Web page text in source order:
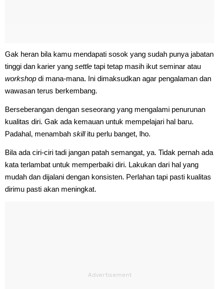
Gak heran bila kamu mendapati sosok yang sudah punya jabatan
tinggi dan karier yang settle tapi tetap masih ikut seminar atau
workshop di mana-mana. Ini dimaksudkan agar pengalaman dan
wawasan terus berkembang.
Berseberangan dengan seseorang yang mengalami penurunan
kualitas diri. Gak ada kemauan untuk mempelajari hal baru.
Padahal, menambah skill itu perlu banget, lho.
Bila ada ciri-ciri tadi jangan patah semangat, ya. Tidak pernah ada
kata terlambat untuk memperbaiki diri. Lakukan dari hal yang
mudah dan dijalani dengan konsisten. Perlahan tapi pasti kualitas
dirimu pasti akan meningkat.